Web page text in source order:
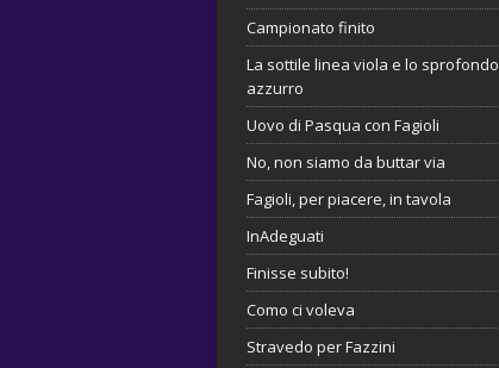
Campionato finito
La sottile linea viola e lo sprofondo
azzurro
Uovo di Pasqua con Fagioli
No, non siamo da buttar via
Fagioli, per piacere, in tavola
InAdeguati
Finisse subito!
Como ci voleva
Stravedo per Fazzini